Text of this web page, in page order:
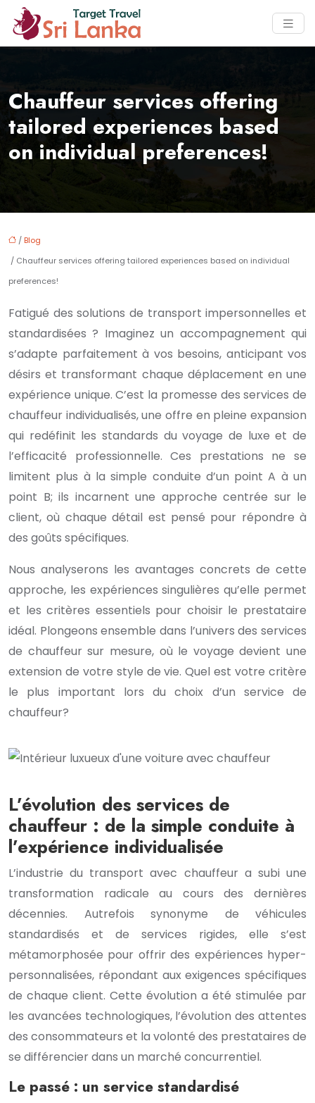
Chauffeur services offering
tailored experiences based
on individual preferences!
/ Blog
/ Chauffeur services offering tailored experiences based on individual
preferences!
Fatigué des solutions de transport impersonnelles et
standardisées ? Imaginez un accompagnement qui
s’adapte parfaitement à vos besoins, anticipant vos
désirs et transformant chaque déplacement en une
expérience unique. C’est la promesse des services de
chauffeur individualisés, une offre en pleine expansion
qui redéfinit les standards du voyage de luxe et de
l’efficacité professionnelle. Ces prestations ne se
limitent plus à la simple conduite d’un point A à un
point B; ils incarnent une approche centrée sur le
client, où chaque détail est pensé pour répondre à
des goûts spécifiques.
Nous analyserons les avantages concrets de cette
approche, les expériences singulières qu’elle permet
et les critères essentiels pour choisir le prestataire
idéal. Plongeons ensemble dans l’univers des services
de chauffeur sur mesure, où le voyage devient une
extension de votre style de vie. Quel est votre critère
le plus important lors du choix d’un service de
chauffeur?
L’évolution des services de
chauffeur : de la simple conduite à
l’expérience individualisée
L’industrie du transport avec chauffeur a subi une
transformation radicale au cours des dernières
décennies. Autrefois synonyme de véhicules
standardisés et de services rigides, elle s’est
métamorphosée pour offrir des expériences hyper-
personnalisées, répondant aux exigences spécifiques
de chaque client. Cette évolution a été stimulée par
les avancées technologiques, l’évolution des attentes
des consommateurs et la volonté des prestataires de
se différencier dans un marché concurrentiel.
Le passé : un service standardisé